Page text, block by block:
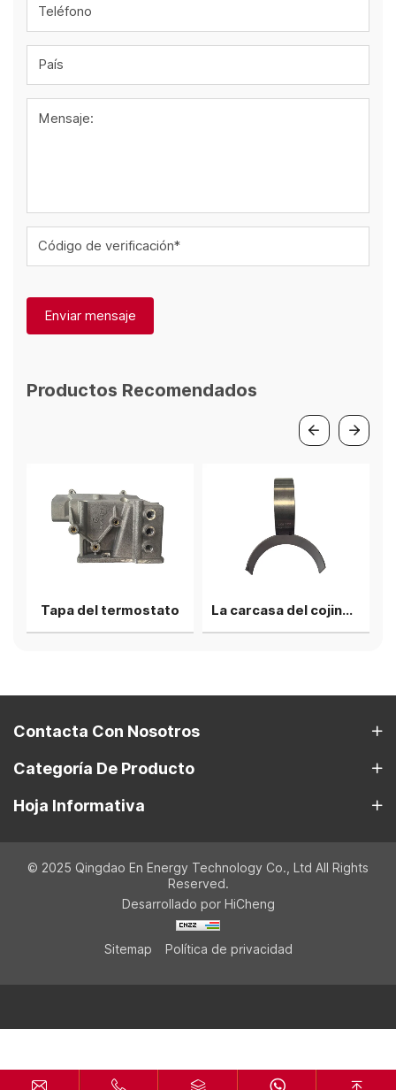
Teléfono
País
Mensaje:
Código de verificación*
Enviar mensaje
Productos Recomendados
Tapa del termostato La carcasa del cojinete de biela superior
Contacta Con Nosotros
Categoría De Producto
Hoja Informativa
© 2025 Qingdao En Energy Technology Co., Ltd All Rights
Reserved.
Desarrollado por HiCheng
Sitemap Política de privacidad